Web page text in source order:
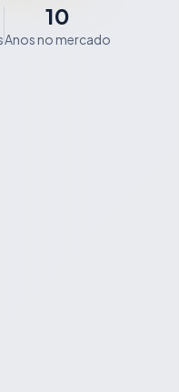
10
Anos no mercado